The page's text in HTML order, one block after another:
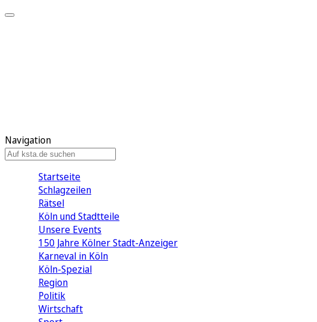
Navigation
Startseite
Schlagzeilen
Rätsel
Köln und Stadtteile
Unsere Events
150 Jahre Kölner Stadt-Anzeiger
Karneval in Köln
Köln-Spezial
Region
Politik
Wirtschaft